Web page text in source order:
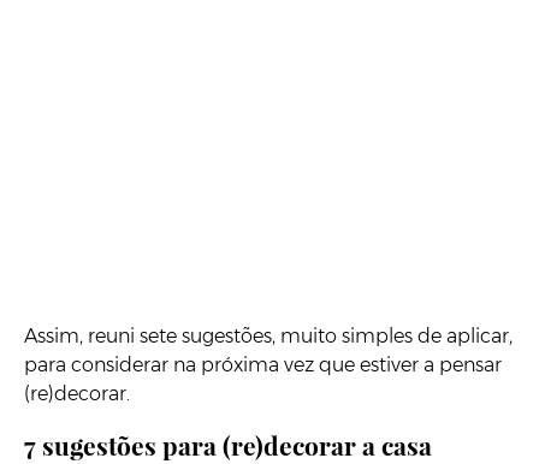
Assim, reuni sete sugestões, muito simples de aplicar,
para considerar na próxima vez que estiver a pensar
(re)decorar.
7 sugestões para (re)decorar a casa